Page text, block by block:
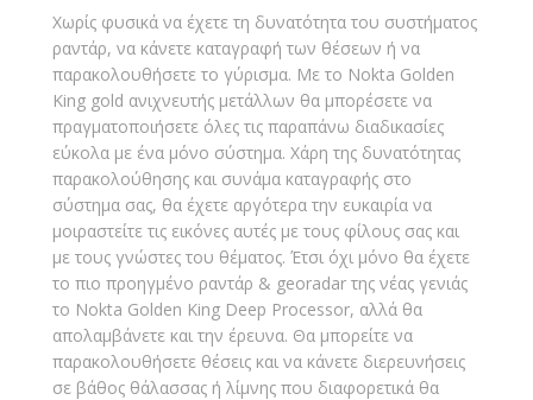
Χωρίς φυσικά να έχετε τη δυνατότητα του συστήματος
ραντάρ, να κάνετε καταγραφή των θέσεων ή να
παρακολουθήσετε το γύρισμα. Με το Nokta Golden
King gold ανιχνευτής μετάλλων θα μπορέσετε να
πραγματοποιήσετε όλες τις παραπάνω διαδικασίες
εύκολα με ένα μόνο σύστημα. Χάρη της δυνατότητας
παρακολούθησης και συνάμα καταγραφής στο
σύστημα σας, θα έχετε αργότερα την ευκαιρία να
μοιραστείτε τις εικόνες αυτές με τους φίλους σας και
με τους γνώστες του θέματος. Έτσι όχι μόνο θα έχετε
το πιο προηγμένο ραντάρ & georadar της νέας γενιάς
το Nokta Golden King Deep Processor, αλλά θα
απολαμβάνετε και την έρευνα. Θα μπορείτε να
παρακολουθήσετε θέσεις και να κάνετε διερευνήσεις
σε βάθος θάλασσας ή λίμνης που διαφορετικά θα